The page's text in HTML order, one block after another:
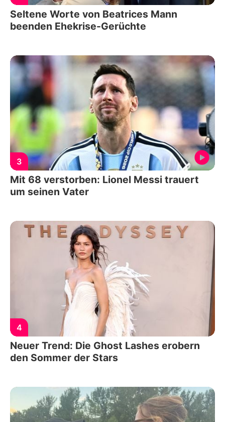
Seltene Worte von Beatrices Mann
beenden Ehekrise-Gerüchte
3
Mit 68 verstorben: Lionel Messi trauert
um seinen Vater
4
Neuer Trend: Die Ghost Lashes erobern
den Sommer der Stars